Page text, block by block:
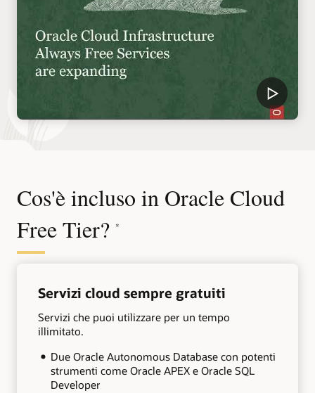
Cos'è incluso in Oracle Cloud
Free Tier? *
Servizi cloud sempre gratuiti
Servizi che puoi utilizzare per un tempo
illimitato.
Due Oracle Autonomous Database con potenti
strumenti come Oracle APEX e Oracle SQL
Developer